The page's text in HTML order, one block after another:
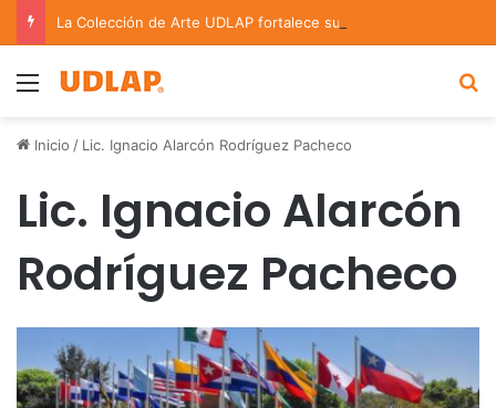
Menu
Inicio / Lic. Ignacio Alarcón Rodríguez Pacheco
Lic. Ignacio Alarcón
Rodríguez Pacheco